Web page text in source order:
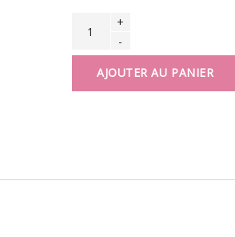
+
-
AJOUTER AU PANIER